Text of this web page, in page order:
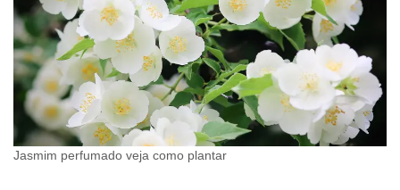
Jasmim perfumado veja como plantar